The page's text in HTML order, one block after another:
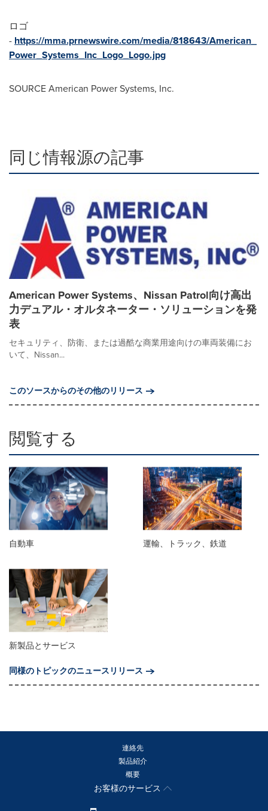
ロゴ
- https://mma.prnewswire.com/media/818643/American_
Power_Systems_Inc_Logo_Logo.jpg
SOURCE American Power Systems, Inc.
同じ情報源の記事
American Power Systems、Nissan Patrol向け高出
力デュアル・オルタネーター・ソリューションを発
表
セキュリティ、防衛、または過酷な商業用途向けの車両装備にお
いて、Nissan...
このソースからのその他のリリース
閲覧する
自動車 運輸、トラック、鉄道
新製品とサービス
同様のトピックのニュースリリース
連絡先
製品紹介
概要
お客様のサービス